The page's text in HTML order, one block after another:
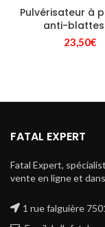
Pulvérisateur à
anti-blattes
23,50€
FATAL EXPERT
Fatal Expert,
vente en ligne et
1 rue falguière